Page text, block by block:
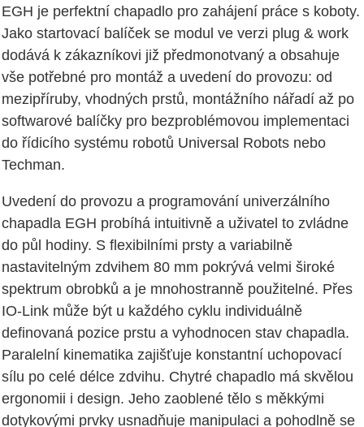
EGH je perfektní chapadlo pro zahájení práce s koboty.
Jako startovací balíček se modul ve verzi plug & work
dodává k zákazníkovi již předmonotvaný a obsahuje
vše potřebné pro montáž a uvedení do provozu: od
mezipříruby, vhodných prstů, montážního nářadí až po
softwarové balíčky pro bezproblémovou implementaci
do řídicího systému robotů Universal Robots nebo
Techman.
Uvedení do provozu a programování univerzálního
chapadla EGH probíhá intuitivně a uživatel to zvládne
do půl hodiny. S flexibilními prsty a variabilně
nastavitelným zdvihem 80 mm pokrývá velmi široké
spektrum obrobků a je mnohostranně použitelné. Přes
IO-Link může být u každého cyklu individuálně
definovaná pozice prstu a vyhodnocen stav chapadla.
Paralelní kinematika zajišťuje konstantní uchopovací
sílu po celé délce zdvihu. Chytré chapadlo má skvělou
ergonomii i design. Jeho zaoblené tělo s měkkými
dotykovými prvky usnadňuje manipulaci a pohodlně se